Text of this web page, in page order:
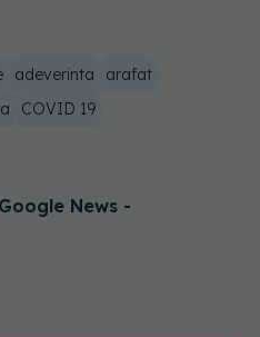
adeverinta
arafat
COVID 19
News -